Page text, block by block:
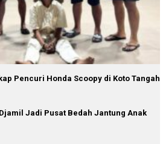
Pencuri Honda Scoopy di Koto Tangah
Jadi Pusat Bedah Jantung Anak